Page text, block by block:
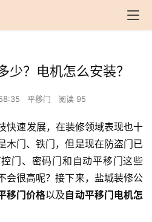
少？电机怎么安装？
平移门 阅读 95
快速发展，在装修领域表现也十
木门、铁门，但是现在防盗门已
门、密码门和自动平移门这些
会很高呢？接下来，盐城装修公
移门价格以及自动平移门电机怎